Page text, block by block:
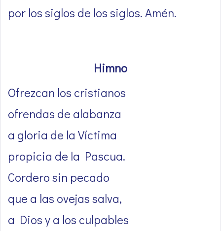
por los siglos de los siglos. Amén.
Himno
Ofrezcan los cristianos
ofrendas de alabanza
a gloria de la Víctima
propicia de la Pascua.
Cordero sin pecado
que a las ovejas salva,
a Dios y a los culpables